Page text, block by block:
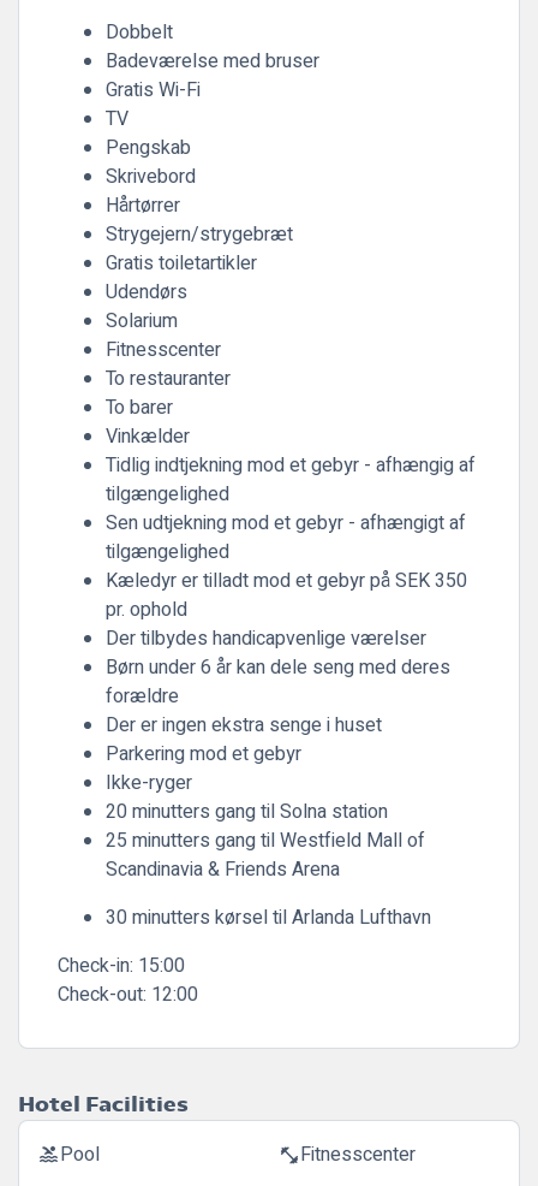
Dobbelt
Badeværelse med bruser
Gratis Wi-Fi
TV
Pengskab
Skrivebord
Hårtørrer
Strygejern/strygebræt
Gratis toiletartikler
Udendørs
Solarium
Fitnesscenter
To restauranter
To barer
Vinkælder
Tidlig indtjekning mod et gebyr - afhængig af
tilgængelighed
Sen udtjekning mod et gebyr - afhængigt af
tilgængelighed
Kæledyr er tilladt mod et gebyr på SEK 350
pr. ophold
Der tilbydes handicapvenlige værelser
Børn under 6 år kan dele seng med deres
forældre
Der er ingen ekstra senge i huset
Parkering mod et gebyr
Ikke-ryger
20 minutters gang til Solna station
25 minutters gang til Westfield Mall of
Scandinavia & Friends Arena
30 minutters kørsel til Arlanda Lufthavn
Check-in: 15:00
Check-out: 12:00
Hotel Facilities
poolPool fitness_centerFitnesscenter